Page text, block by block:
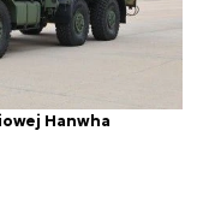
Hanwha